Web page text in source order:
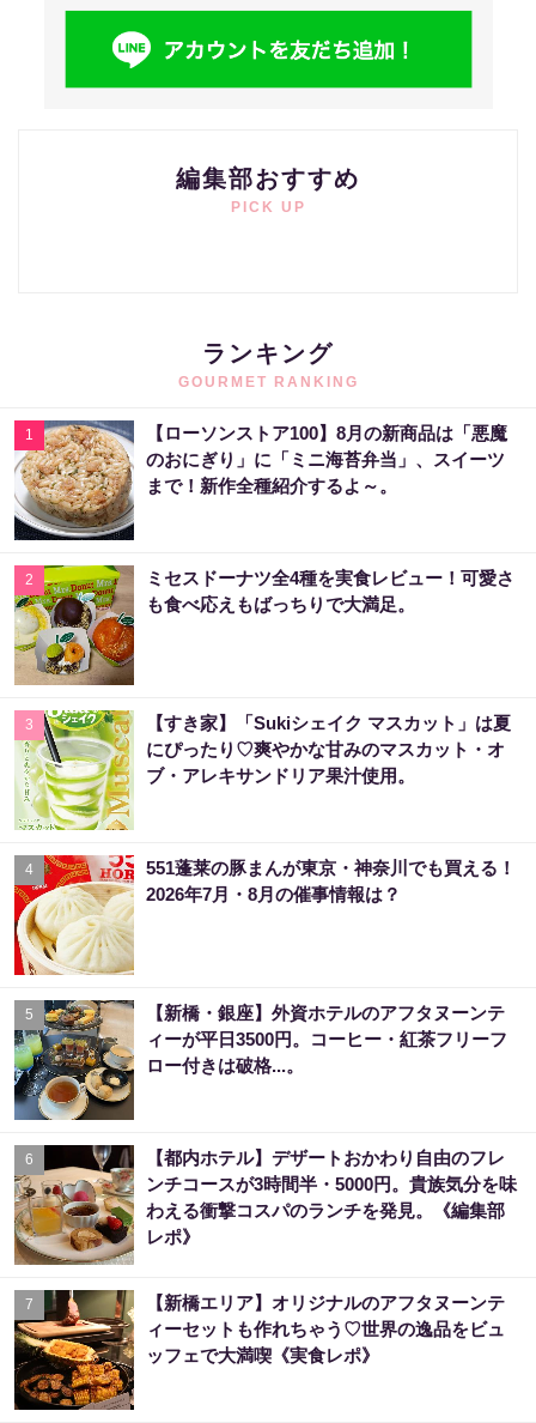
編集部おすすめ
PICK UP
ランキング
GOURMET RANKING
1
【ローソンストア100】8月の新商品は「悪魔
のおにぎり」に「ミニ海苔弁当」、スイーツ
まで！新作全種紹介するよ～。
2
ミセスドーナツ全4種を実食レビュー！可愛さ
も食べ応えもばっちりで大満足。
3
【すき家】「Sukiシェイク マスカット」は夏
にぴったり♡爽やかな甘みのマスカット・オ
ブ・アレキサンドリア果汁使用。
4
551蓬莱の豚まんが東京・神奈川でも買える！
2026年7月・8月の催事情報は？
5
【新橋・銀座】外資ホテルのアフタヌーンテ
ィーが平日3500円。コーヒー・紅茶フリーフ
ロー付きは破格...。
6
【都内ホテル】デザートおかわり自由のフレ
ンチコースが3時間半・5000円。貴族気分を味
わえる衝撃コスパのランチを発見。《編集部
レポ》
7
【新橋エリア】オリジナルのアフタヌーンテ
ィーセットも作れちゃう♡世界の逸品をビュ
ッフェで大満喫《実食レポ》